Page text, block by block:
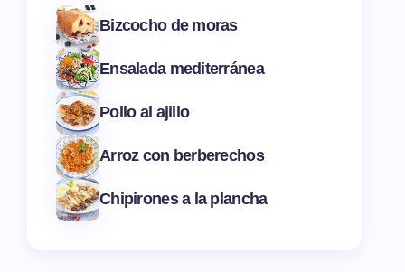
Bizcocho de moras
Ensalada mediterránea
Pollo al ajillo
Arroz con berberechos
Chipirones a la plancha